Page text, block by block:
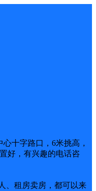
十字路口，6米挑高，
好，有兴趣的电话咨
、租房卖房，都可以来